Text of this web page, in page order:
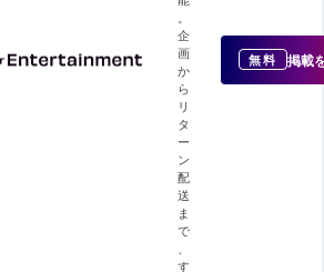
企
画
か
ら
リ
タ
ー
ン
配
送
ま
で
す
無料 掲載